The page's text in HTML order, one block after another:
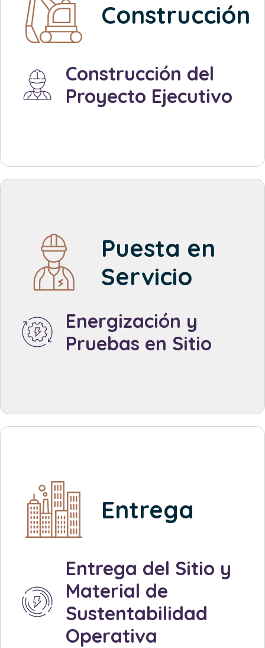
Construcción
Construcción del
Proyecto Ejecutivo
Puesta en
Servicio
Energización y
Pruebas en Sitio
Entrega
Entrega del Sitio y
Material de
Sustentabilidad
Operativa